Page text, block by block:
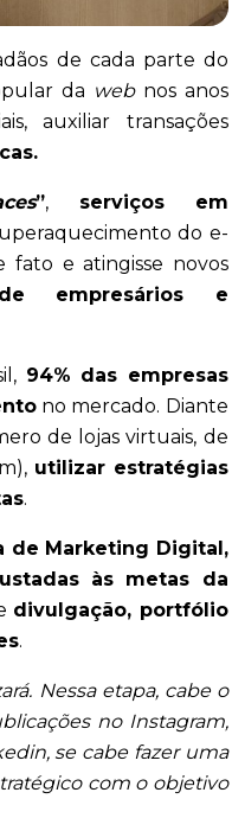
de cada parte do
da webnos anos
auxiliar transações
”, serviços em
do e-
fato e atingisse novos
empresários e
94% das empresas
no mercado. Diante
de lojas virtuais, de
utilizar estratégias
.
de Marketing Digital,
às metas da
divulgação, portfólio
.
Nessa etapa, cabe o
no Instagram,
se cabe fazer uma
com o objetivo